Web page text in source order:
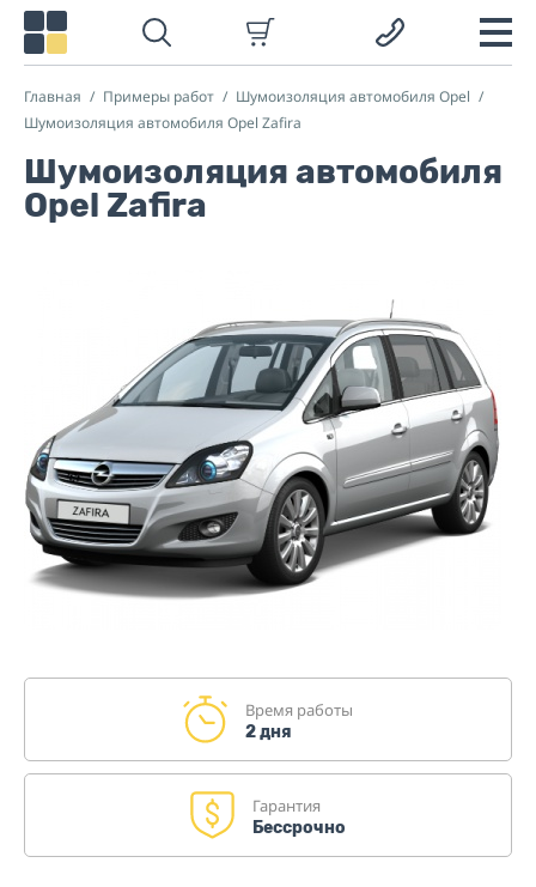
Главная Примеры работ
Шумоизоляция автомобиля Opel
Шумоизоляция автомобиля Opel Zafira
Шумоизоляция автомобиля
Opel Zafira
Время работы
2 дня
Гарантия
Бессрочно